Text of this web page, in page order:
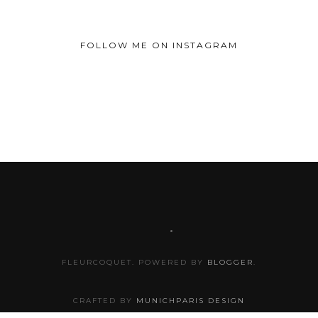
FOLLOW ME ON INSTAGRAM
FLEURCOQUET. POWERED BY BLOGGER.
CRAFTED BY MUNICHPARIS DESIGN